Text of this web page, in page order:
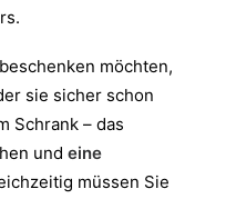
möchten,
sie sicher schon
Schrank – das
und eine
müssen Sie